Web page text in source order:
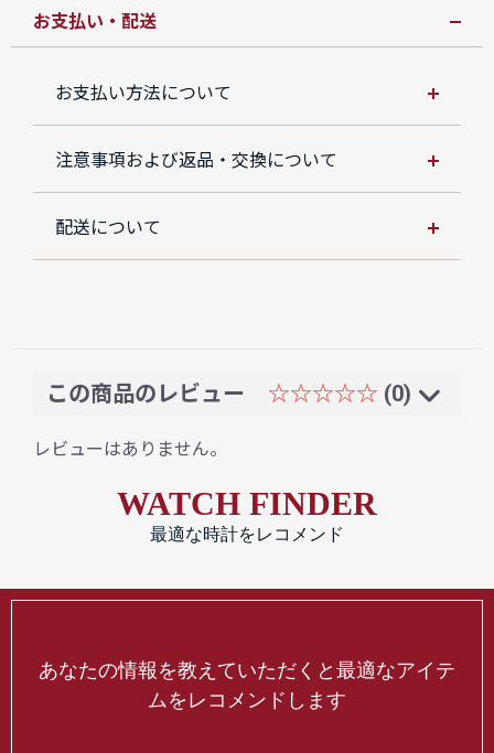
お支払い・配送
お支払い方法について
注意事項および返品・交換について
配送について
この商品のレビュー ☆☆☆☆☆ (0)
レビューはありません。
WATCH FINDER
最適な時計をレコメンド
あなたの情報を教えていただくと最適なアイテ
ムをレコメンドします